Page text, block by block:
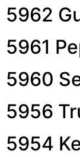
5962
5961
5960
5956
5954